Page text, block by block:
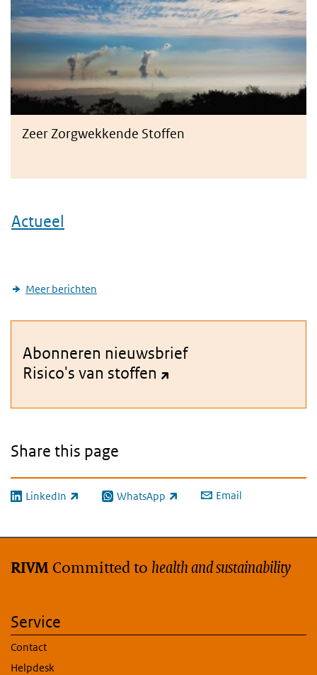
Zeer Zorgwekkende Stoffen
Actueel
Meer berichten
/rivm.nl/abonneren/nieuwsbrief-risicos-van-stoffen
(link is external)
Abonneren nieuwsbrief
Risico's van stoffen
Share this page
LinkedIn
(link is external) WhatsApp
(link is external) Email
RIVM Committed to health and sustainability
Service
Contact
Helpdesk